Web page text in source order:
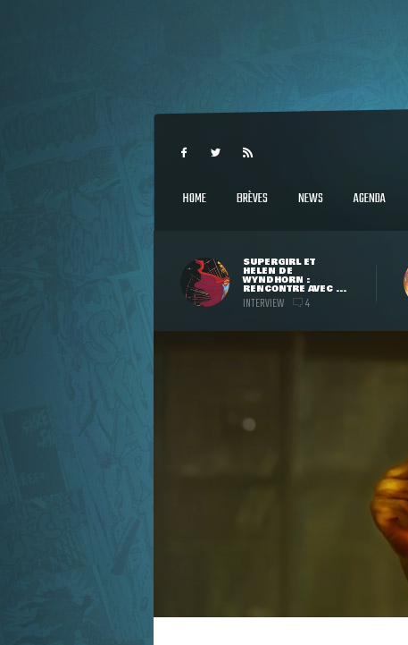
HOME BRÈVES NEWS AGENDA
SUPERGIRL ET
HELEN DE
WYNDHORN :
RENCONTRE AVEC ...
INTERVIEW 4